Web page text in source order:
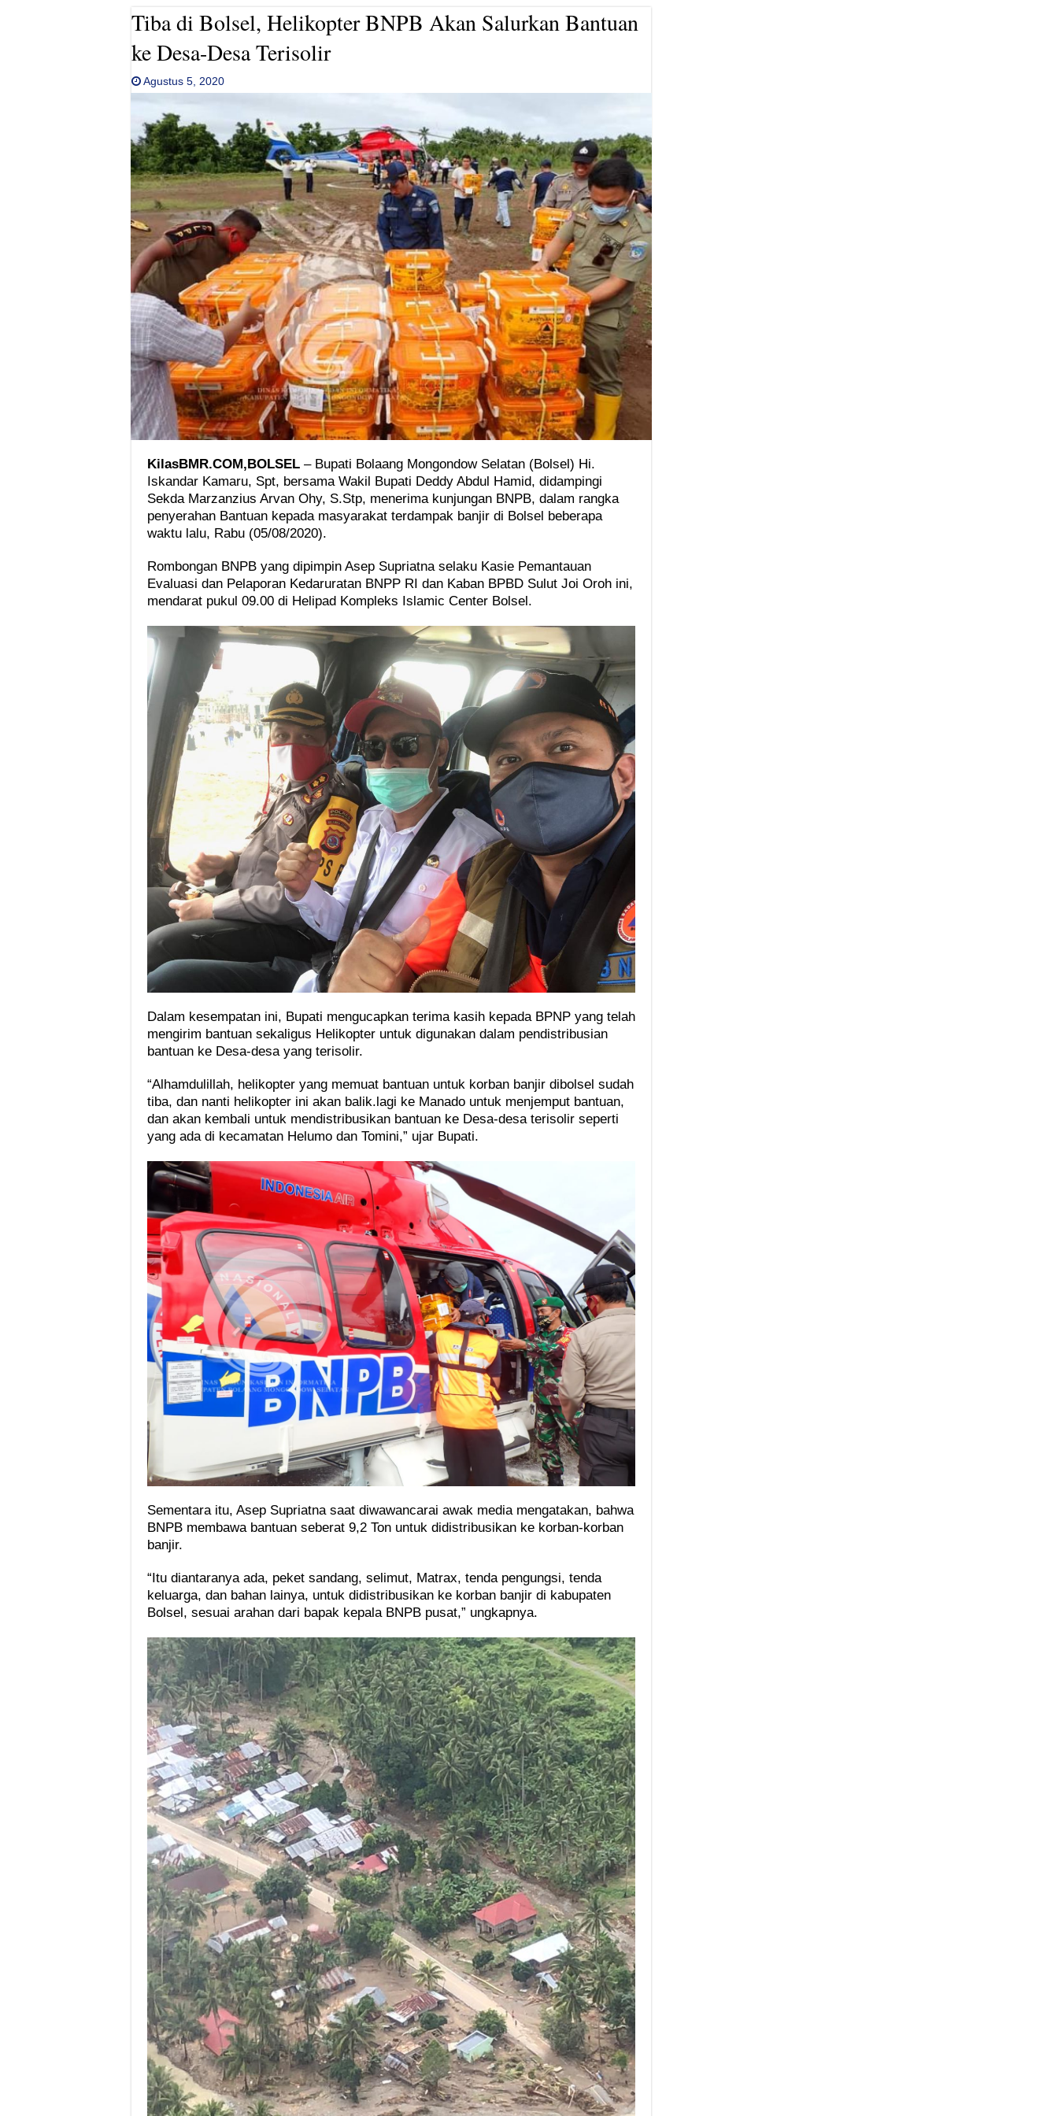
Tiba di Bolsel, Helikopter BNPB Akan Salurkan Bantuan
ke Desa-Desa Terisolir
Agustus 5, 2020
KilasBMR.COM,BOLSEL – Bupati Bolaang Mongondow Selatan (Bolsel) Hi.
Iskandar Kamaru, Spt, bersama Wakil Bupati Deddy Abdul Hamid, didampingi
Sekda Marzanzius Arvan Ohy, S.Stp, menerima kunjungan BNPB, dalam rangka
penyerahan Bantuan kepada masyarakat terdampak banjir di Bolsel beberapa
waktu lalu, Rabu (05/08/2020).
Rombongan BNPB yang dipimpin Asep Supriatna selaku Kasie Pemantauan
Evaluasi dan Pelaporan Kedaruratan BNPP RI dan Kaban BPBD Sulut Joi Oroh ini,
mendarat pukul 09.00 di Helipad Kompleks Islamic Center Bolsel.
Dalam kesempatan ini, Bupati mengucapkan terima kasih kepada BPNP yang telah
mengirim bantuan sekaligus Helikopter untuk digunakan dalam pendistribusian
bantuan ke Desa-desa yang terisolir.
“Alhamdulillah, helikopter yang memuat bantuan untuk korban banjir dibolsel sudah
tiba, dan nanti helikopter ini akan balik.lagi ke Manado untuk menjemput bantuan,
dan akan kembali untuk mendistribusikan bantuan ke Desa-desa terisolir seperti
yang ada di kecamatan Helumo dan Tomini,” ujar Bupati.
Sementara itu, Asep Supriatna saat diwawancarai awak media mengatakan, bahwa
BNPB membawa bantuan seberat 9,2 Ton untuk didistribusikan ke korban-korban
banjir.
“Itu diantaranya ada, peket sandang, selimut, Matrax, tenda pengungsi, tenda
keluarga, dan bahan lainya, untuk didistribusikan ke korban banjir di kabupaten
Bolsel, sesuai arahan dari bapak kepala BNPB pusat,” ungkapnya.